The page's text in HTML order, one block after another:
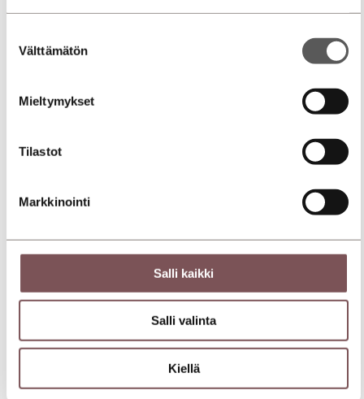
valinta
Välttämätön
Mieltymykset
Tilastot
Markkinointi
Salli kaikki
Salli valinta
Kiellä